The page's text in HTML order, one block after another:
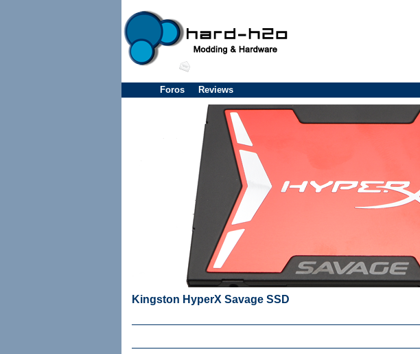
Foros Reviews
Kingston HyperX Savage SSD